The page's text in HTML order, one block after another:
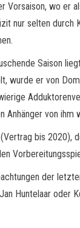
Vorsaison, wo er
nur selten durch
Saison
wurde er von
Anhänger von
(Vertrag bis 2020),
der
Huntelaar oder